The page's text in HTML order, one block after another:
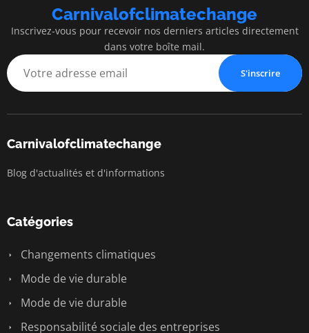
Carnivalofclimatechange
Inscrivez-vous pour recevoir nos derniers articles directement
dans votre boîte mail.
S'inscrire
Carnivalofclimatechange
Blog d'actualités et d'informations
Catégories
Changements climatiques
Mode de vie durable
Mode de vie durable
Responsabilité sociale des entreprises